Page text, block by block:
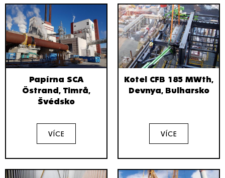
Papírna SCA
Östrand, Timrå,
Švédsko
VÍCE
Kotel CFB 185 MWth,
Devnya, Bulharsko
VÍCE